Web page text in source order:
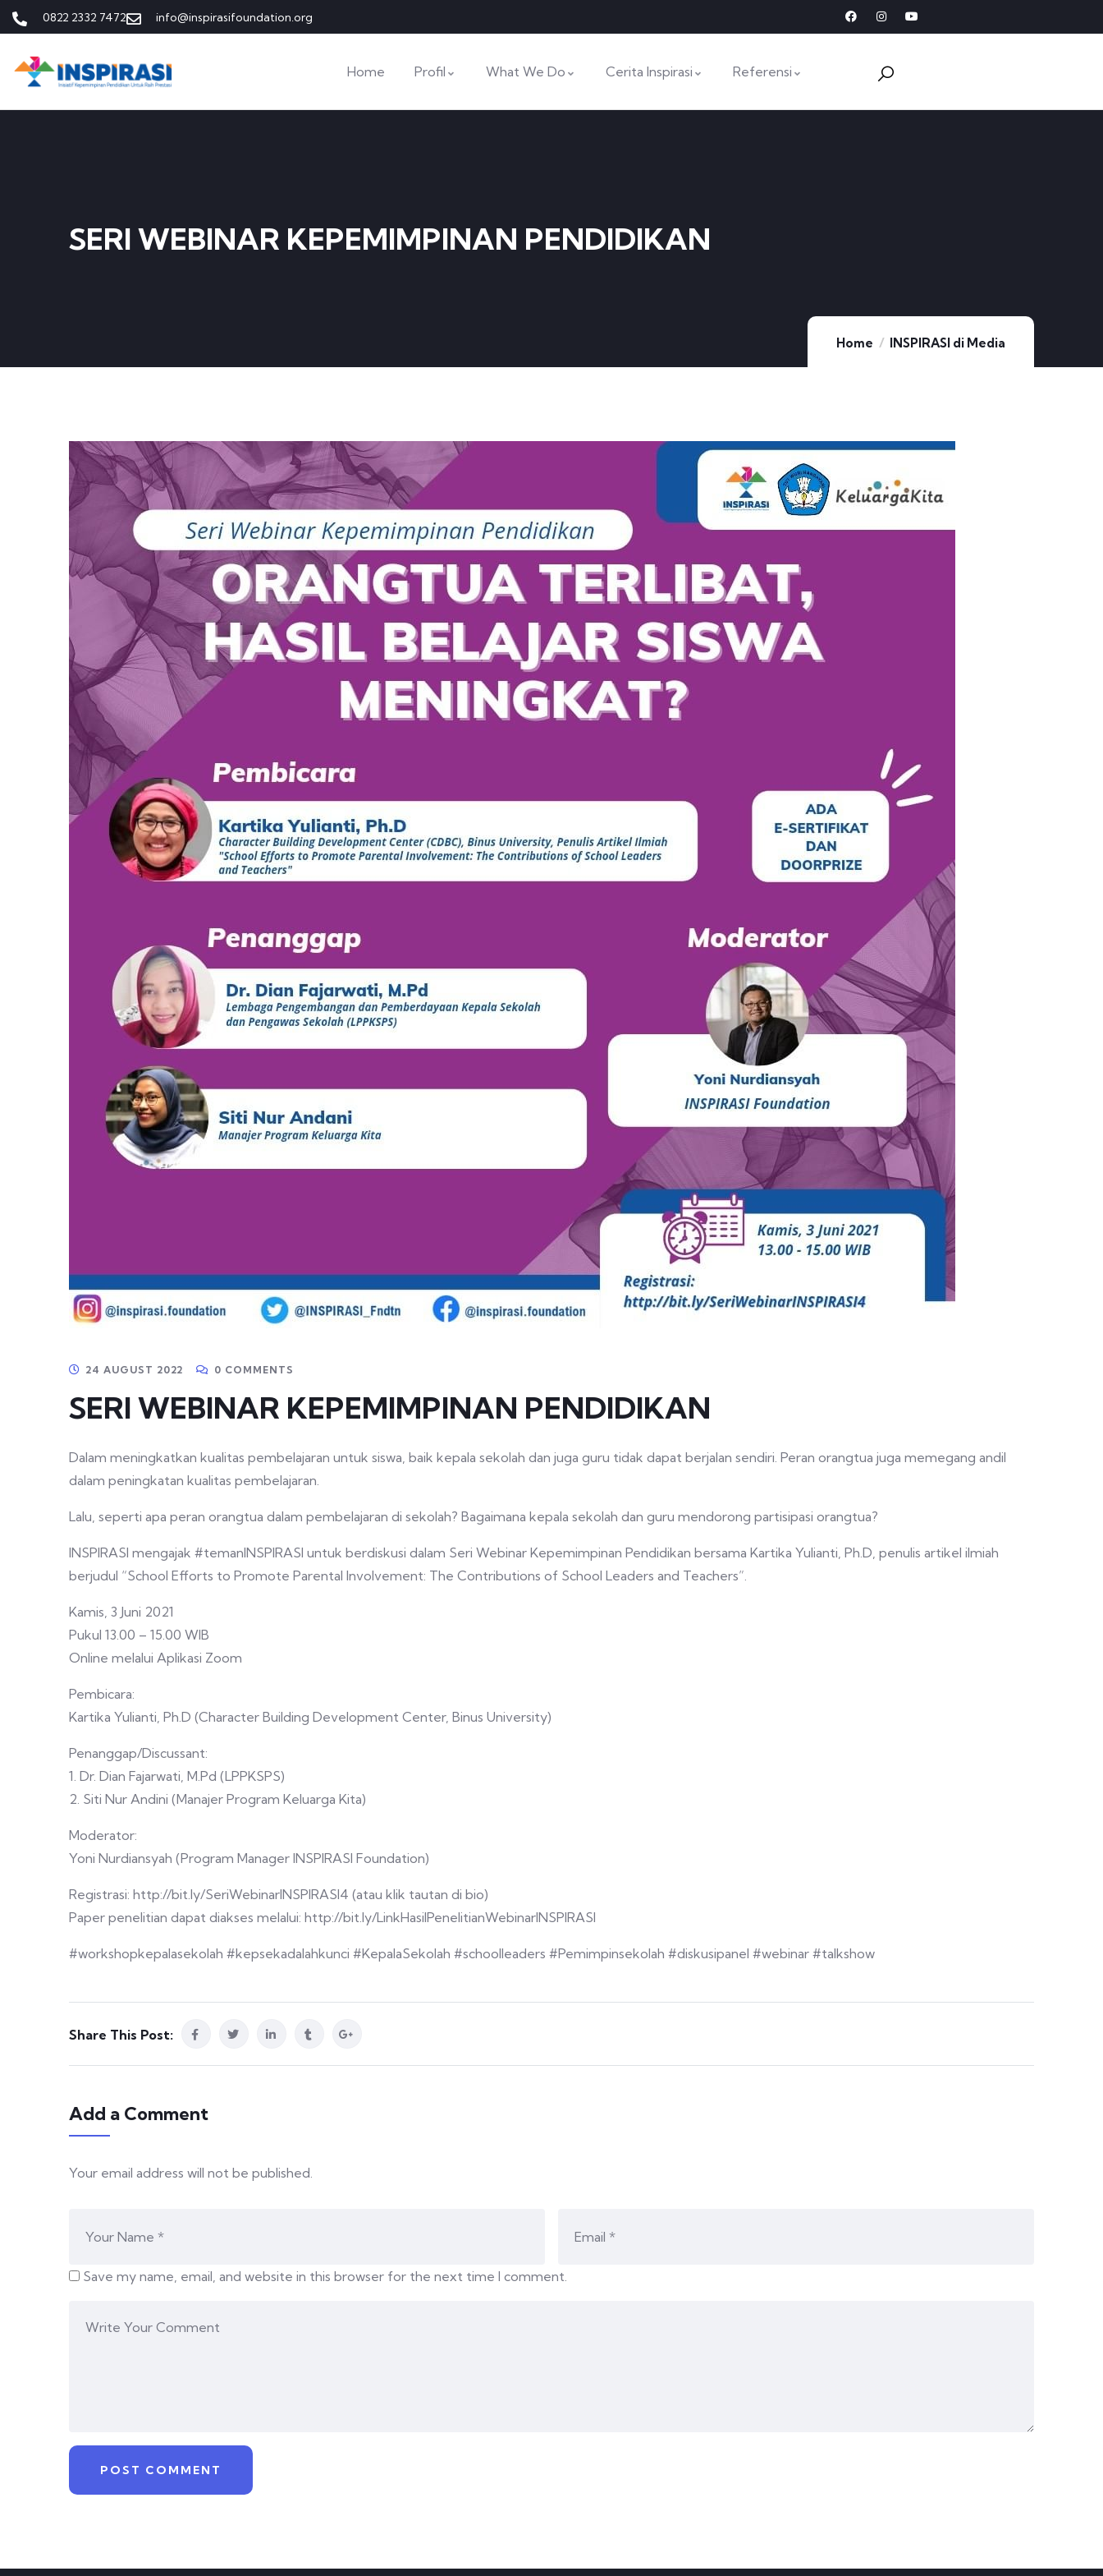
0822 2332 7472 info@inspirasifoundation.org
Home Profil What We Do Cerita Inspirasi Referensi
SERI WEBINAR KEPEMIMPINAN PENDIDIKAN
Home INSPIRASI di Media
24 AUGUST 2022 0 COMMENTS
SERI WEBINAR KEPEMIMPINAN PENDIDIKAN
Dalam meningkatkan kualitas pembelajaran untuk siswa, baik kepala sekolah dan juga guru tidak dapat berjalan sendiri. Peran orangtua juga memegang andil
dalam peningkatan kualitas pembelajaran.
Lalu, seperti apa peran orangtua dalam pembelajaran di sekolah? Bagaimana kepala sekolah dan guru mendorong partisipasi orangtua?
INSPIRASI mengajak #temanINSPIRASI untuk berdiskusi dalam Seri Webinar Kepemimpinan Pendidikan bersama Kartika Yulianti, Ph.D, penulis artikel ilmiah
berjudul “School Efforts to Promote Parental Involvement: The Contributions of School Leaders and Teachers”.
Kamis, 3 Juni 2021
Pukul 13.00 – 15.00 WIB
Online melalui Aplikasi Zoom
Pembicara:
Kartika Yulianti, Ph.D (Character Building Development Center, Binus University)
Penanggap/Discussant:
1. Dr. Dian Fajarwati, M.Pd (LPPKSPS)
2. Siti Nur Andini (Manajer Program Keluarga Kita)
Moderator:
Yoni Nurdiansyah (Program Manager INSPIRASI Foundation)
Registrasi: http://bit.ly/SeriWebinarINSPIRASI4 (atau klik tautan di bio)
Paper penelitian dapat diakses melalui: http://bit.ly/LinkHasilPenelitianWebinarINSPIRASI
#workshopkepalasekolah #kepsekadalahkunci #KepalaSekolah #schoolleaders #Pemimpinsekolah #diskusipanel #webinar #talkshow
Share This Post:
Add a Comment
Your email address will not be published.
Save my name, email, and website in this browser for the next time I comment.